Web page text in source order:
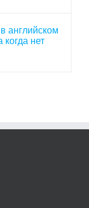
английском
когда нет